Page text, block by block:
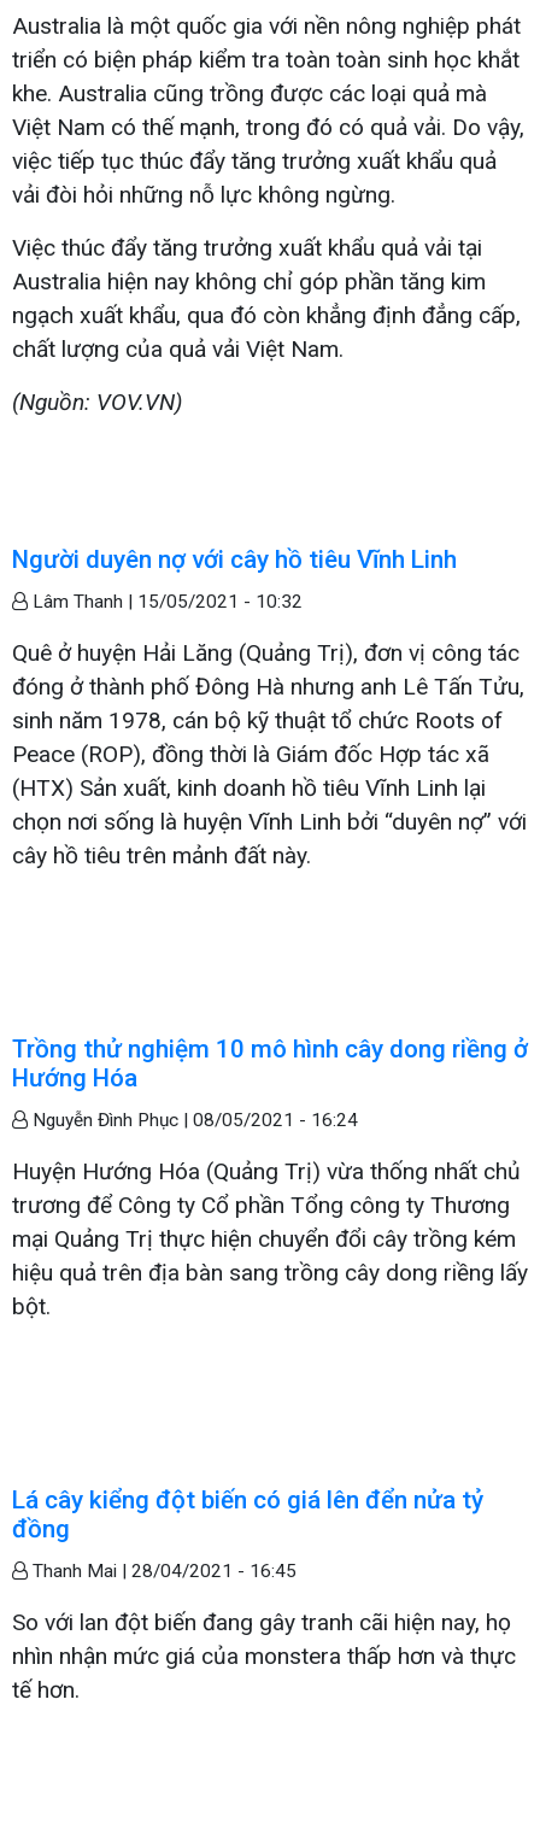
Australia là một quốc gia với nền nông nghiệp phát
triển có biện pháp kiểm tra toàn toàn sinh học khắt
khe. Australia cũng trồng được các loại quả mà
Việt Nam có thế mạnh, trong đó có quả vải. Do vậy,
việc tiếp tục thúc đẩy tăng trưởng xuất khẩu quả
vải đòi hỏi những nỗ lực không ngừng.
Việc thúc đẩy tăng trưởng xuất khẩu quả vải tại
Australia hiện nay không chỉ góp phần tăng kim
ngạch xuất khẩu, qua đó còn khẳng định đẳng cấp,
chất lượng của quả vải Việt Nam.
(Nguồn: VOV.VN)
Người duyên nợ với cây hồ tiêu Vĩnh Linh
Lâm Thanh | 15/05/2021 - 10:32
Quê ở huyện Hải Lăng (Quảng Trị), đơn vị công tác
đóng ở thành phố Đông Hà nhưng anh Lê Tấn Tửu,
sinh năm 1978, cán bộ kỹ thuật tổ chức Roots of
Peace (ROP), đồng thời là Giám đốc Hợp tác xã
(HTX) Sản xuất, kinh doanh hồ tiêu Vĩnh Linh lại
chọn nơi sống là huyện Vĩnh Linh bởi “duyên nợ” với
cây hồ tiêu trên mảnh đất này.
Trồng thử nghiệm 10 mô hình cây dong riềng ở
Hướng Hóa
Nguyễn Đình Phục | 08/05/2021 - 16:24
Huyện Hướng Hóa (Quảng Trị) vừa thống nhất chủ
trương để Công ty Cổ phần Tổng công ty Thương
mại Quảng Trị thực hiện chuyển đổi cây trồng kém
hiệu quả trên địa bàn sang trồng cây dong riềng lấy
bột.
Lá cây kiểng đột biến có giá lên đển nửa tỷ
đồng
Thanh Mai | 28/04/2021 - 16:45
So với lan đột biến đang gây tranh cãi hiện nay, họ
nhìn nhận mức giá của monstera thấp hơn và thực
tế hơn.